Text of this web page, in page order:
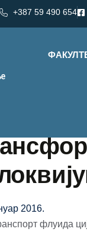
+387 59 490 654
2016.
флуида